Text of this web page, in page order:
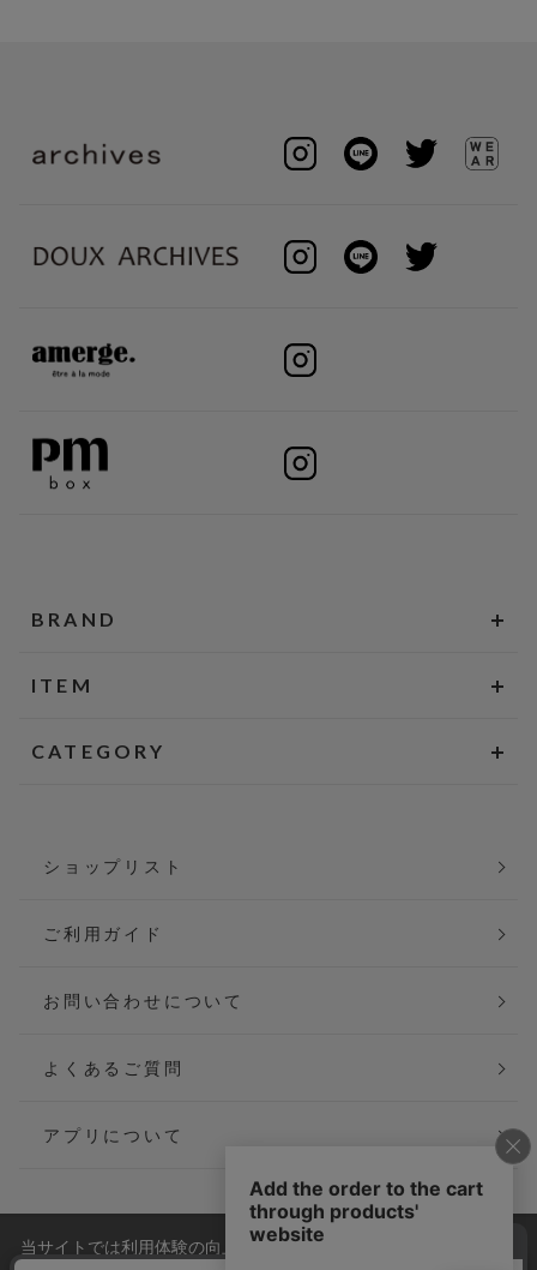
BRAND
ITEM
CATEGORY
ショップリスト
ご利用ガイド
お問い合わせについて
よくあるご質問
アプリについて
当サイトでは利用体験の向上およびコンテンツの最適な提供、ト